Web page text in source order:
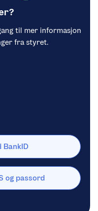
til mer informasjon
fra styret.
BankID
og passord